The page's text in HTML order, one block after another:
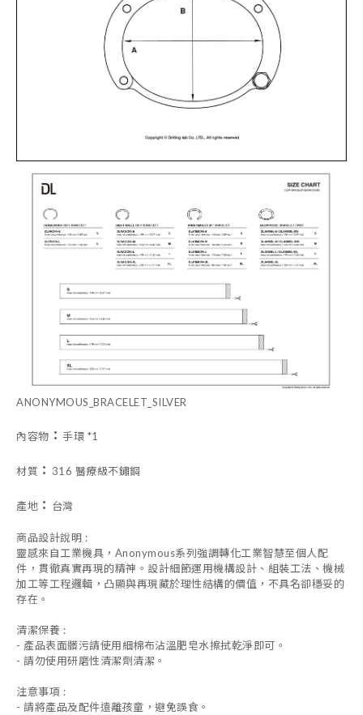
ANONYMOUS_BRACELET_SILVER
內容物 ： 手環 *1
材質 ： 316 醫療級不鏽鋼
產地 ： 台灣
商品設計說明 :
靈感來自工業機具，Anonymous系列強調轉化工業智慧至個人配
件，貫徹真實再現的精神。設計細節運用機構設計、組裝工法、機械
加工等工程邏輯，凸顯與再現藏於理性結構的價值，不具名卻穩妥的
存在。
清潔保養 :
- 產品表面髒污請使用細棉布沾溫肥皂水擦拭乾淨即可。
- 請勿使用研磨性清潔劑清潔。
注意事項 :
- 請將產品及配件遠離孩童，避免誤食。